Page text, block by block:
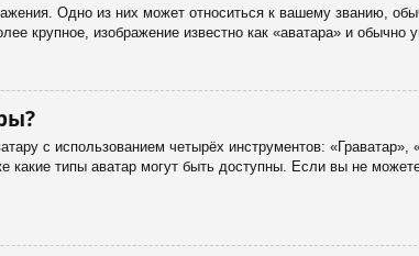
Одно из них может относиться к вашему званию,
крупное, изображение известно как «аватара» и обычно
с использованием четырёх инструментов:
какие типы аватар могут быть доступны. Если вы не